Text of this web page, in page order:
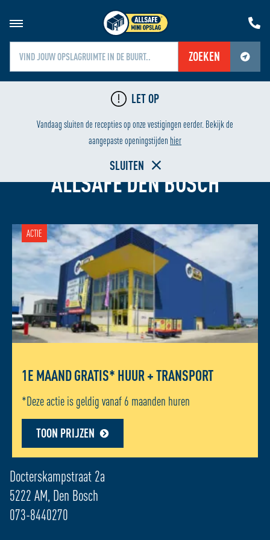
ZOEKEN
Jouw locatiediensten zijn uitgeschakeld.
Schakel jouw locatiediensten in om deze functie te gebruiken.
LET OP
Vandaag sluiten de recepties op onze vestigingen eerder. Bekijk de
aangepaste openingstijden hier
SLUITEN
24/7 BEVEILIGING
OPSLAGRUIMTE HUREN BIJ
ALLSAFE DEN BOSCH
ACTIE
1E MAAND GRATIS* HUUR + TRANSPORT
*Deze actie is geldig vanaf 6 maanden huren
TOON PRIJZEN
ADRES LOCATIE - DEN BOSCH
Docterskampstraat 2a
5222 AM, Den Bosch
073-8440270